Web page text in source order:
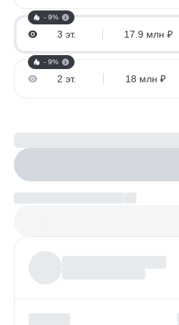
- 9%
3 эт. 17.9 млн ₽
- 9%
2 эт. 18 млн ₽